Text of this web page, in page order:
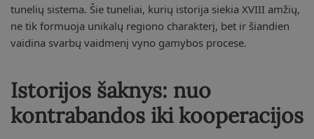
tunelių sistema. Šie tuneliai, kurių istorija siekia XVIII amžių,
ne tik formuoja unikalų regiono charakterį, bet ir šiandien
vaidina svarbų vaidmenį vyno gamybos procese.
Istorijos šaknys: nuo
kontrabandos iki kooperacijos